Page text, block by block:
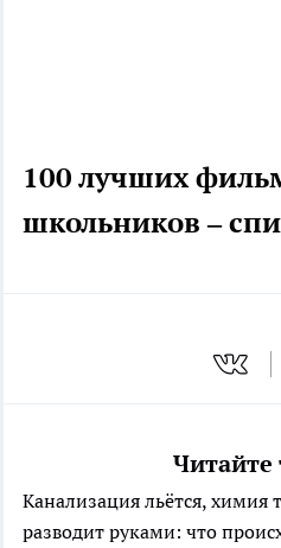
100 лучших
школьников –
Читайте
Канализация льётся, химия
разводит руками: что